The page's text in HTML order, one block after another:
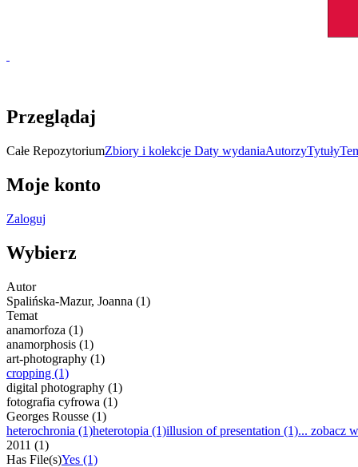
Przeglądaj
Całe RepozytoriumZbiory i kolekcje Daty wydaniaAutorzyTytuły
Moje konto
Zaloguj
Wybierz
Autor
Spalińska-Mazur, Joanna (1)
Temat
anamorfoza (1)
anamorphosis (1)
art-photography (1)
cropping (1)
digital photography (1)
fotografia cyfrowa (1)
Georges Rousse (1)
heterochronia (1)heterotopia (1)illusion of presentation (1)... zobacz
2011 (1)
Has File(s)Yes (1)